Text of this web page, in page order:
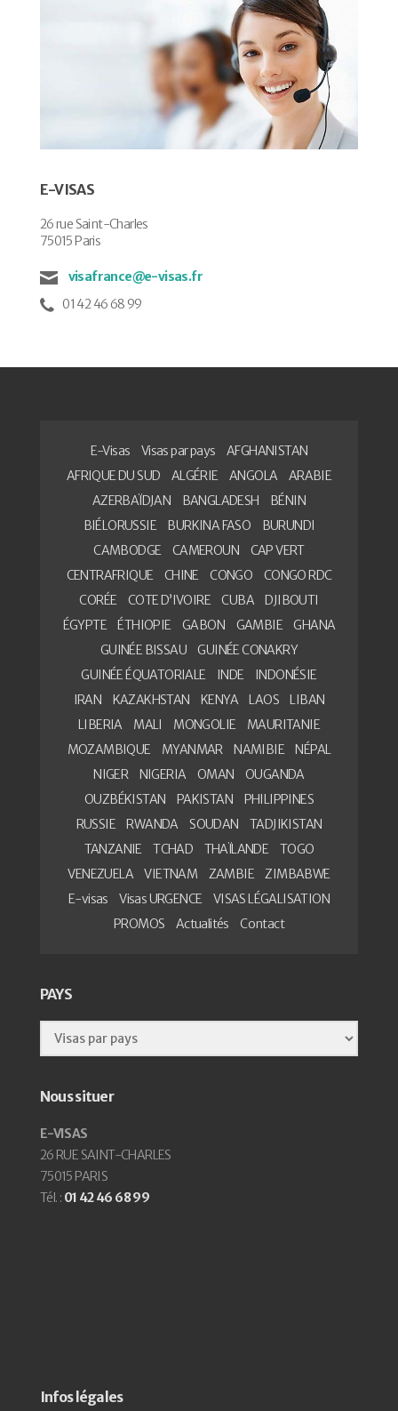
E-VISAS
26 rue Saint-Charles
75015 Paris
visafrance@e-visas.fr
01 42 46 68 99
E-Visas Visas par pays
AFGHANISTAN
AFRIQUE DU SUD
ALGÉRIE ANGOLA
ARABIE
AZERBAÏDJAN
BANGLADESH
BÉNIN
BIÉLORUSSIE
BURKINA FASO
BURUNDI
CAMBODGE
CAMEROUN
CAP VERT
CENTRAFRIQUE
CHINE CONGO
CONGO RDC
CORÉE
COTE D’IVOIRE CUBA
DJIBOUTI
ÉGYPTE
ÉTHIOPIE GABON GAMBIE
GHANA
GUINÉE BISSAU
GUINÉE CONAKRY
GUINÉE ÉQUATORIALE
INDE
INDONÉSIE
IRAN
KAZAKHSTAN KENYA LAOS
LIBAN
LIBERIA
MALI MONGOLIE
MAURITANIE
MOZAMBIQUE
MYANMAR NAMIBIE
NÉPAL
NIGER
NIGERIA OMAN
OUGANDA
OUZBÉKISTAN
PAKISTAN
PHILIPPINES
RUSSIE
RWANDA SOUDAN
TADJIKISTAN
TANZANIE
TCHAD THAÏLANDE
TOGO
VENEZUELA
VIETNAM ZAMBIE
ZIMBABWE
E-visas
Visas URGENCE
VISAS LÉGALISATION
PROMOS
Actualités Contact
PAYS
Nous situer
E-VISAS
26 RUE SAINT-CHARLES
75015 PARIS
Tél. : 01 42 46 68 99
Infos légales